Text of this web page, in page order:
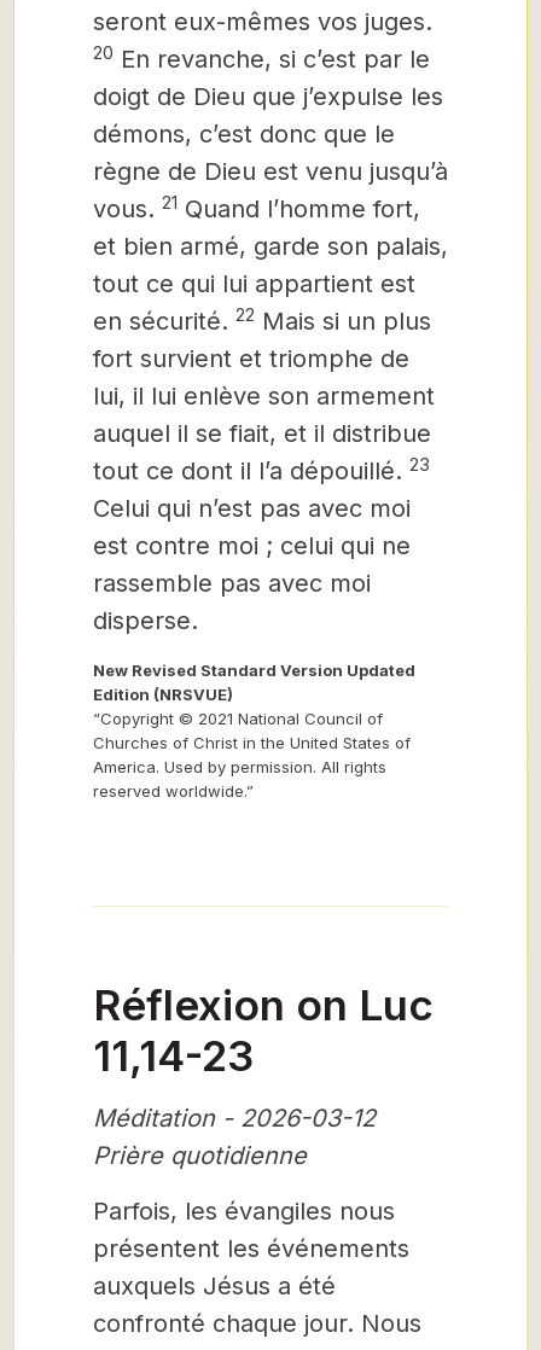
seront eux-mêmes vos juges.
20 En revanche, si c’est par le
doigt de Dieu que j’expulse les
démons, c’est donc que le
règne de Dieu est venu jusqu’à
vous. 21 Quand l’homme fort,
et bien armé, garde son palais,
tout ce qui lui appartient est
en sécurité. 22 Mais si un plus
fort survient et triomphe de
lui, il lui enlève son armement
auquel il se fiait, et il distribue
tout ce dont il l’a dépouillé. 23
Celui qui n’est pas avec moi
est contre moi ; celui qui ne
rassemble pas avec moi
disperse.
New Revised Standard Version Updated
Edition (NRSVUE)
“Copyright © 2021 National Council of
Churches of Christ in the United States of
America. Used by permission. All rights
reserved worldwide.”
Réflexion on Luc
11,14-23
Méditation - 2026-03-12
Prière quotidienne
Parfois, les évangiles nous
présentent les événements
auxquels Jésus a été
confronté chaque jour. Nous